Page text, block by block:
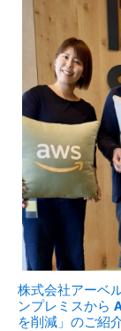
株式会社アーベ
ンプレミスから
を削減」のご紹